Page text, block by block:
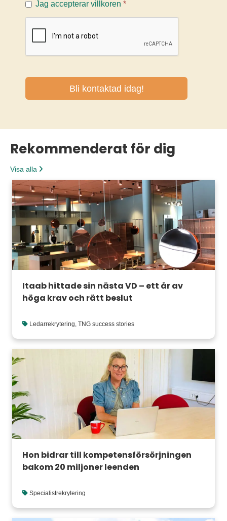
Rekommenderat för dig
Visa alla
Itaab hittade sin nästa VD – ett år av
höga krav och rätt beslut
Ledarrekrytering TNG success stories
Hon bidrar till kompetensförsörjningen
bakom 20 miljoner leenden
Specialistrekrytering